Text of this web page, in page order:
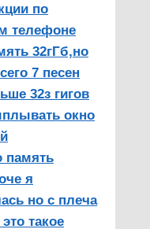
по
телефоне
32гГб,но
7 песен
32з гигов
окно
память
я
но с плеча
такое